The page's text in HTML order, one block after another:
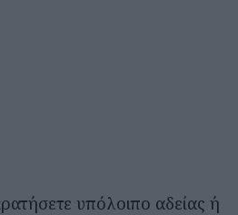
υπόλοιπο αδείας ή